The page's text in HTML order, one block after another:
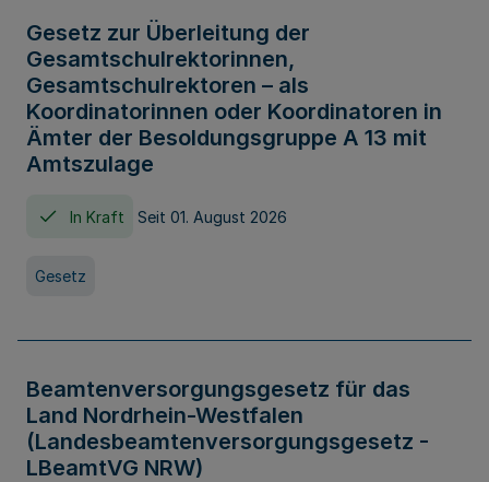
Gesetz zur Überleitung der
Gesamtschulrektorinnen,
Gesamtschulrektoren – als
Koordinatorinnen oder Koordinatoren in
Ämter der Besoldungsgruppe A 13 mit
Amtszulage
In Kraft Seit 01. August 2026
Gesetz
Beamtenversorgungsgesetz für das
Land Nordrhein-Westfalen
(Landesbeamtenversorgungsgesetz -
LBeamtVG NRW)